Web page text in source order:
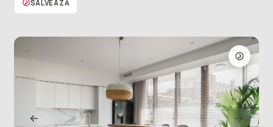
pe
termen
SALVEAZĂ